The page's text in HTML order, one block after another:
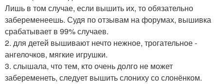
Лишь в том случае, если вышить их, то обязательно
забеременеешь. Судя по отзывам на форумах, вышивка
срабатывает в 99% случаев.
2. для детей вышивают нечто нежное, трогательное -
ангелочков, мягкие игрушки.
3. слышала, что тем, кто очень долго не может
забеременеть, следует вышить слониху со слонёнком.